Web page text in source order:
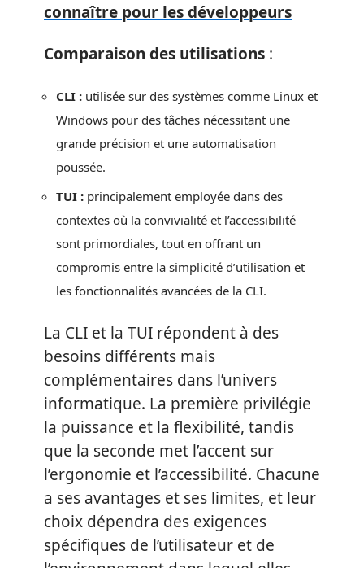
connaître pour les développeurs
Comparaison des utilisations :
CLI : utilisée sur des systèmes comme Linux et
Windows pour des tâches nécessitant une
grande précision et une automatisation
poussée.
TUI : principalement employée dans des
contextes où la convivialité et l’accessibilité
sont primordiales, tout en offrant un
compromis entre la simplicité d’utilisation et
les fonctionnalités avancées de la CLI.
La CLI et la TUI répondent à des
besoins différents mais
complémentaires dans l’univers
informatique. La première privilégie
la puissance et la flexibilité, tandis
que la seconde met l’accent sur
l’ergonomie et l’accessibilité. Chacune
a ses avantages et ses limites, et leur
choix dépendra des exigences
spécifiques de l’utilisateur et de